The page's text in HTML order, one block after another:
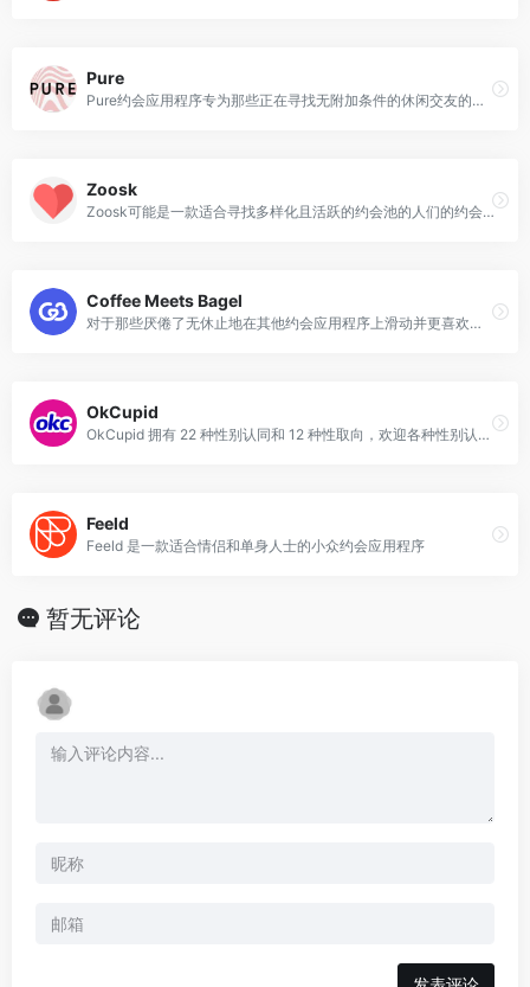
Pure
Pure约会应用程序专为那些正在寻找无附加条件的休闲交友的人们而设计
Zoosk
Zoosk可能是一款适合寻找多样化且活跃的约会池的人们的约会应用程序。
Coffee Meets Bagel
对于那些厌倦了无休止地在其他约会应用程序上滑动并更喜欢更精心挑选的潜在匹配对象的人来说，咖啡遇见百吉饼是理想的选择
OkCupid
OkCupid 拥有 22 种性别认同和 12 种性取向，欢迎各种性别认同和性取向的人们。
Feeld
Feeld 是一款适合情侣和单身人士的小众约会应用程序
暂无评论